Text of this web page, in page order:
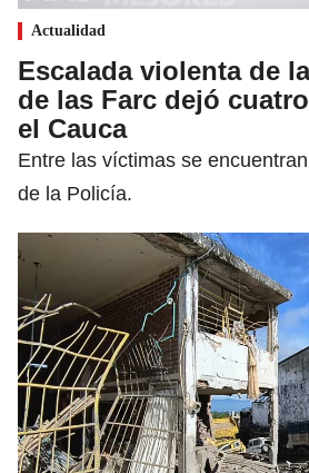
Actualidad
Escalada violenta de
de las Farc dejó
el Cauca
Entre las víctimas se
de la Policía.